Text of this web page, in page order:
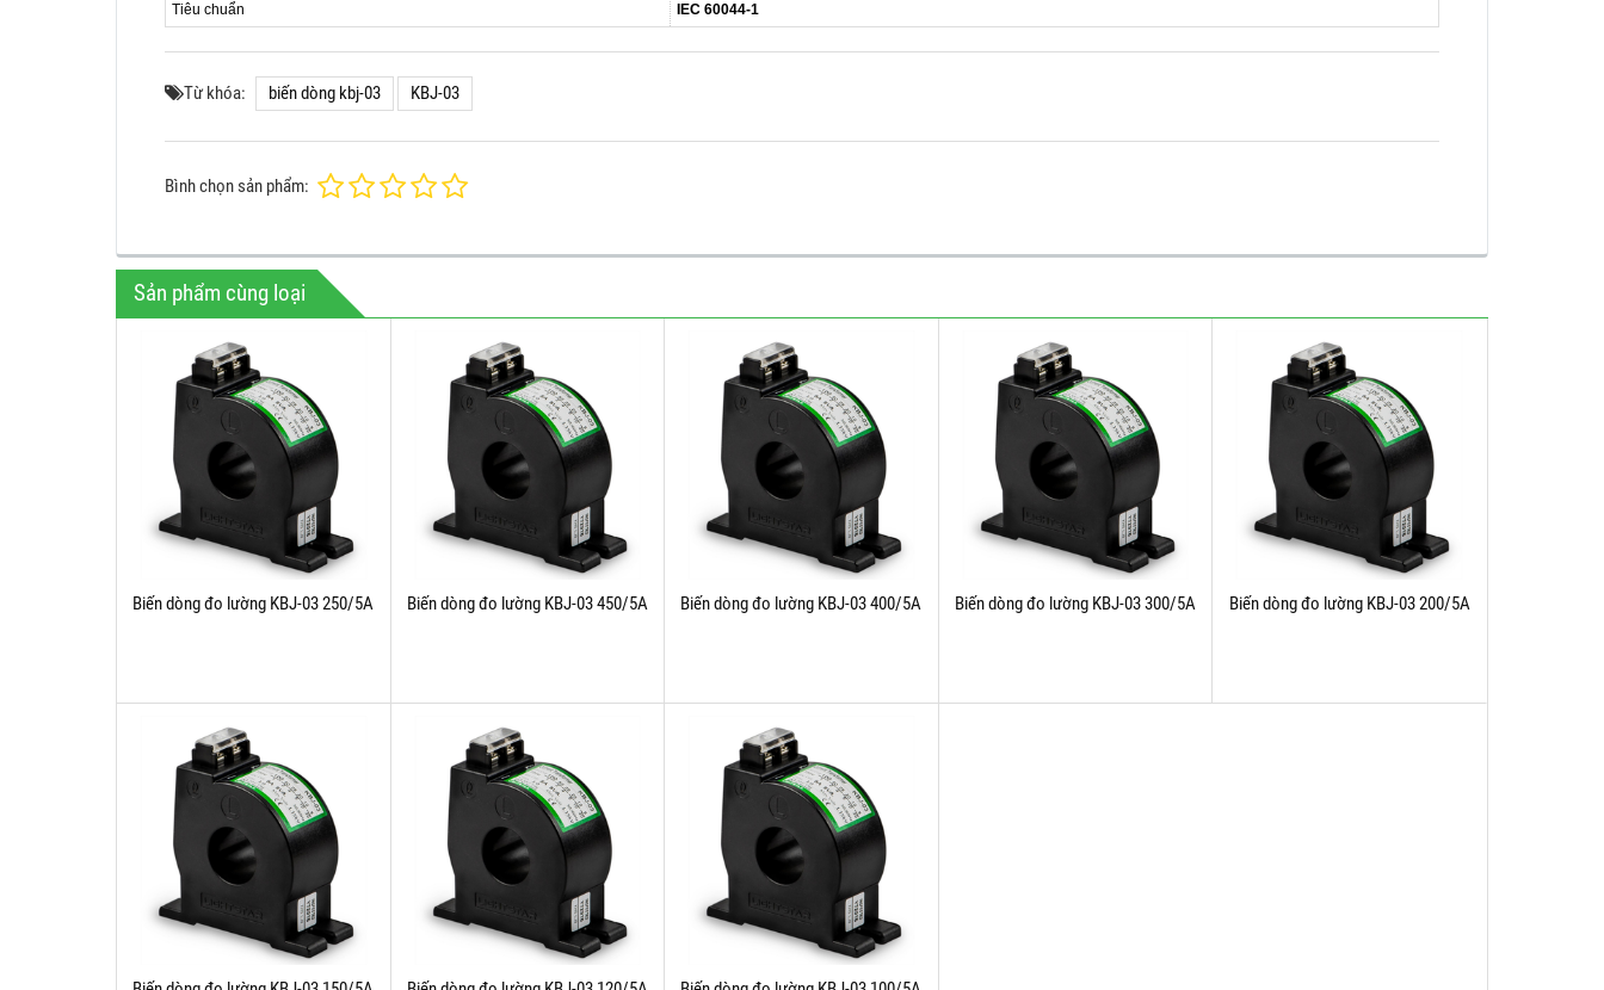
Tiêu chuẩn
IEC 60044-1
Từ khóa: biến dòng kbj-03 KBJ-03
Bình chọn sản phẩm:
Sản phẩm cùng loại
Biến dòng đo lường KBJ-03 250/5A Biến dòng đo lường KBJ-03 450/5A Biến dòng đo lường KBJ-03 400/5A Biến dòng đo lường KBJ-03 300/5A Biến dòng đo lường KBJ-03 200/5A